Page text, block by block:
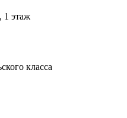
1 этаж
класса